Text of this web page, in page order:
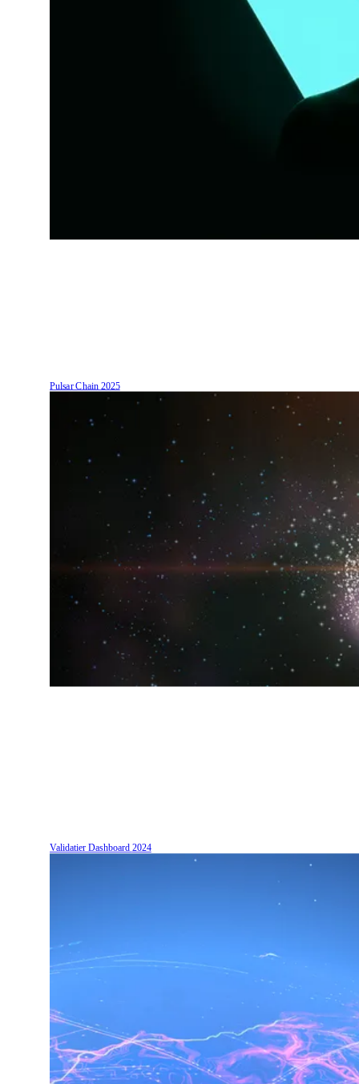
Pulsar Chain 2025
Validatier Dashboard 2024